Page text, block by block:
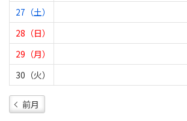
27（土）
28（日）
29（月）
30（火）
前月